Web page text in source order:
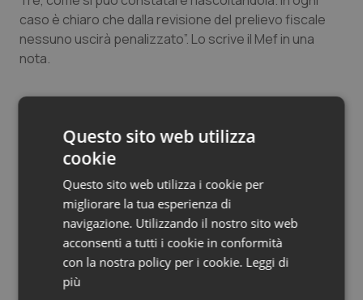
Salute orale & impianti
Sangue & coagulazione
Tiroide
Tumore al seno
Tumore ovarico
Tumori del Polmone & Testa Collo
Tumori gastrointestinali
caso è chiaro che dalla revisione del prelievo fiscale
nessuno uscirà penalizzato”. Lo scrive il Mef in una
nota.
che Tria le neghi”
21 Maggio 2019
© Riproduzione riservata
Questo sito web utilizza
cookie
Questo sito web utilizza i cookie per
migliorare la tua esperienza di
navigazione. Utilizzando il nostro sito web
acconsenti a tutti i cookie in conformità
con la nostra policy per i cookie. Leggi di
più